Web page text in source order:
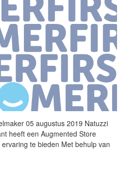
05 augustus 2019 Natuzzi
heeft een Augmented Store
ervaring te bieden Met behulp van